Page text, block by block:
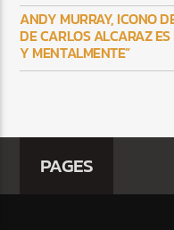
ANDY MURRAY, ICONO
DE CARLOS ALCARAZ
Y MENTALMENTE”
PAGES